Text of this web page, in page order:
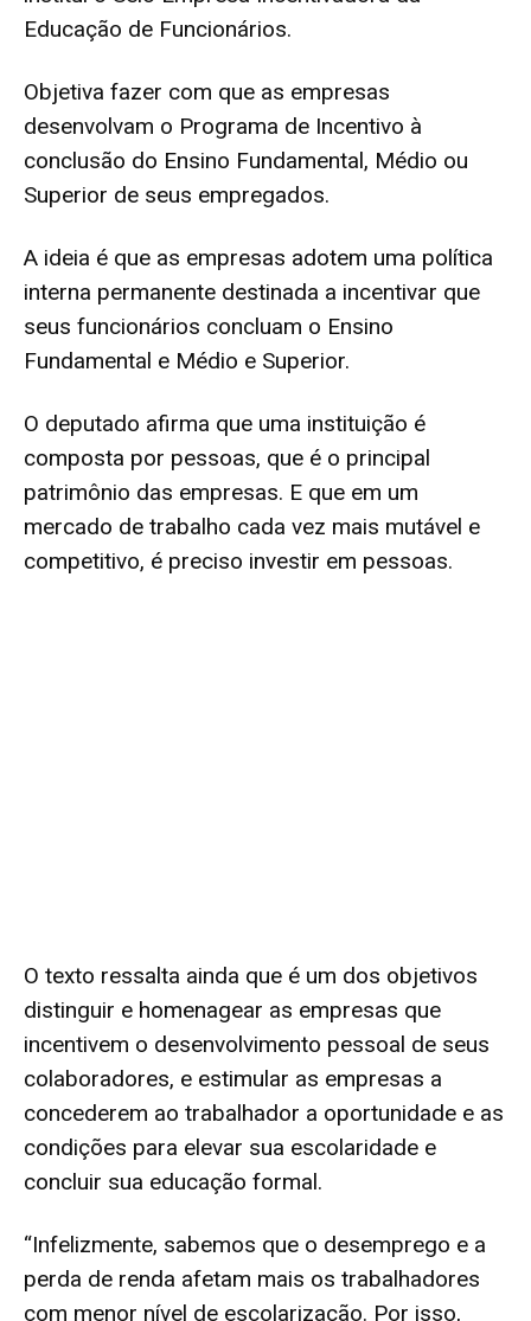
Educação de Funcionários.
Objetiva fazer com que as empresas
desenvolvam o Programa de Incentivo à
conclusão do Ensino Fundamental, Médio ou
Superior de seus empregados.
A ideia é que as empresas adotem uma política
interna permanente destinada a incentivar que
seus funcionários concluam o Ensino
Fundamental e Médio e Superior.
O deputado afirma que uma instituição é
composta por pessoas, que é o principal
patrimônio das empresas. E que em um
mercado de trabalho cada vez mais mutável e
competitivo, é preciso investir em pessoas.
O texto ressalta ainda que é um dos objetivos
distinguir e homenagear as empresas que
incentivem o desenvolvimento pessoal de seus
colaboradores, e estimular as empresas a
concederem ao trabalhador a oportunidade e as
condições para elevar sua escolaridade e
concluir sua educação formal.
“Infelizmente, sabemos que o desemprego e a
perda de renda afetam mais os trabalhadores
com menor nível de escolarização. Por isso,